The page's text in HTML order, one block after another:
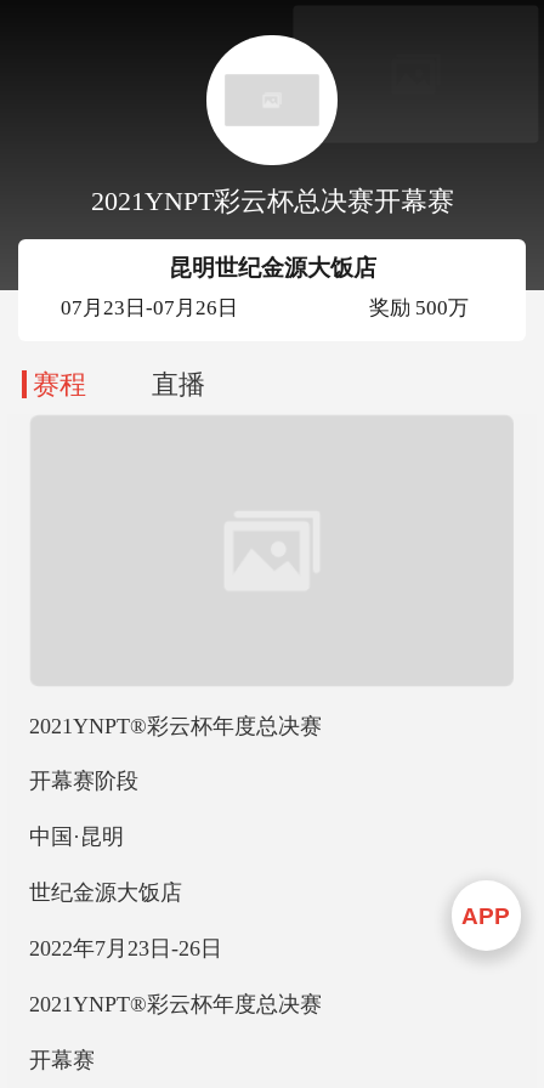
2021YNPT彩云杯总决赛开幕赛
昆明世纪金源大饭店
07月23日-07月26日 奖励 500万
赛程 直播
2021YNPT®彩云杯年度总决赛
开幕赛阶段
中国·昆明
世纪金源大饭店
2022年7月23日-26日
2021YNPT®彩云杯年度总决赛
开幕赛
APP